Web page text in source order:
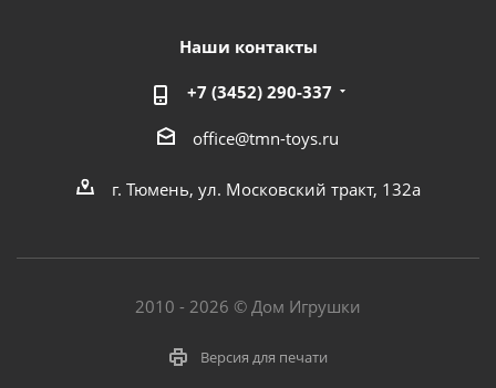
Наши контакты
+7 (3452) 290-337
office@tmn-toys.ru
г. Тюмень, ул. Московский тракт, 132а
2010 - 2026 © Дом Игрушки
Версия для печати